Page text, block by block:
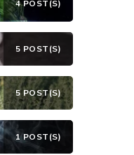
4 POST(S)
5 POST(S)
5 POST(S)
1 POST(S)